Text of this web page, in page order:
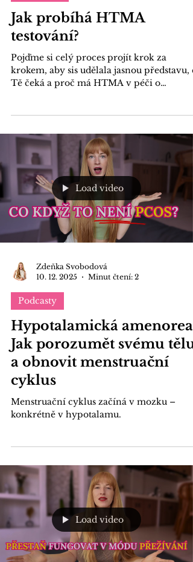
30. 12. 2025
Minut čtení: 3
Hormony
Jak probíhá HTMA
testování?
krokem, aby sis udělala jasnou představu,
Tě čeká a proč má HTMA v péči o
hormonální zdraví své místo.
Load video
10. 12. 2025
Minut čtení: 2
Podcasty
Hypotalamická amenorea:
Jak porozumět svému tělu
a obnovit menstruační
Menstruační cyklus začíná v mozku –
konkrétně v hypotalamu.